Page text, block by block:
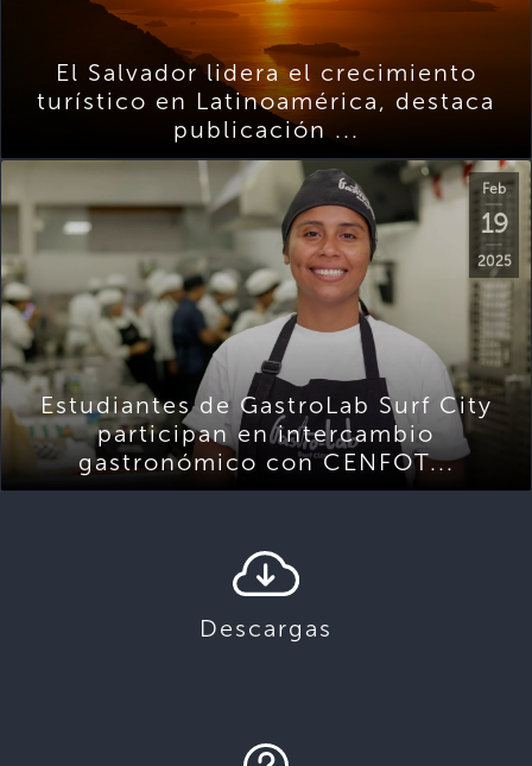
El Salvador lidera el crecimiento
turístico en Latinoamérica, destaca
publicación ...
Feb
19
2025
Estudiantes de GastroLab Surf City
participan en intercambio
gastronómico con CENFOT...
Descargas